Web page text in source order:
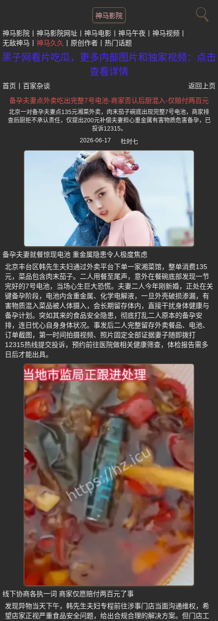
神马影院
神马影院 神马影院网址 神马电影 神马午夜
神马视频
无敌神马
神马久久 原创作者 热门话题
黑子网看片吃瓜，更多内部图片和独家视频：点击
查看详情
首页 百家杂谈
返回上页
备孕夫妻点外卖吃出完整7号电池-商家否认后厨混入-仅赔付两百元
北京一对备孕夫妻点135元湘菜外卖，肉末茄子碗底出现完整7号电池，商家排
查后厨拒不承认责任，仅提出200元补偿夫妻担心重金属有害物质危害备孕，已
投诉12315。
2026-06-17
杜时七
备孕夫妻就餐惊现电池 重金属隐患令人极度焦虑
北京丰台区韩先生夫妇通过外卖平台下单一家湘菜馆，整单消费135
元，菜品包含肉末茄子。二人用餐至尾声，意外在餐碗底部发现一节
完好的7号电池，当场心生巨大恐慌。夫妻二人今年刚新婚，正处在关
键备孕阶段，电池内含重金属、化学电解液，一旦外壳破损渗漏，有
害物质混入菜品被人体摄入，会长期留存体内，直接干扰身体健康与
备孕计划。突如其来的食品安全隐患，彻底打乱二人原本的备孕安
排，连日忧心自身身体状况。事发后二人完整留存外卖餐品、电池、
订单截图，第一时间拍摄视频、照片固定全部证据妻子随即拨打
12315热线提交投诉，预约前往医院做相关健康筛查，体检报告需多
日后才能出具。
线下协商各执一词 商家仅愿赔付两百元了事
发现异物当天下午，韩先生夫妇专程前往涉事门店当面沟通维权，希
望店家正视严重食品安全问题，给出合规合理的解决方案。但门店工